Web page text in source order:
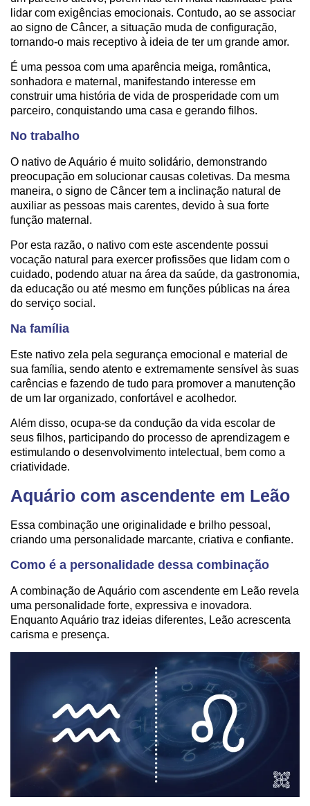
lidar com exigências emocionais. Contudo, ao se associar
ao signo de Câncer, a situação muda de configuração,
tornando-o mais receptivo à ideia de ter um grande amor.
É uma pessoa com uma aparência meiga, romântica,
sonhadora e maternal, manifestando interesse em
construir uma história de vida de prosperidade com um
parceiro, conquistando uma casa e gerando filhos.
No trabalho
O nativo de Aquário é muito solidário, demonstrando
preocupação em solucionar causas coletivas. Da mesma
maneira, o signo de Câncer tem a inclinação natural de
auxiliar as pessoas mais carentes, devido à sua forte
função maternal.
Por esta razão, o nativo com este ascendente possui
vocação natural para exercer profissões que lidam com o
cuidado, podendo atuar na área da saúde, da gastronomia,
da educação ou até mesmo em funções públicas na área
do serviço social.
Na família
Este nativo zela pela segurança emocional e material de
sua família, sendo atento e extremamente sensível às suas
carências e fazendo de tudo para promover a manutenção
de um lar organizado, confortável e acolhedor.
Além disso, ocupa-se da condução da vida escolar de
seus filhos, participando do processo de aprendizagem e
estimulando o desenvolvimento intelectual, bem como a
criatividade.
Aquário com ascendente em Leão
Essa combinação une originalidade e brilho pessoal,
criando uma personalidade marcante, criativa e confiante.
Como é a personalidade dessa combinação
A combinação de Aquário com ascendente em Leão revela
uma personalidade forte, expressiva e inovadora.
Enquanto Aquário traz ideias diferentes, Leão acrescenta
carisma e presença.